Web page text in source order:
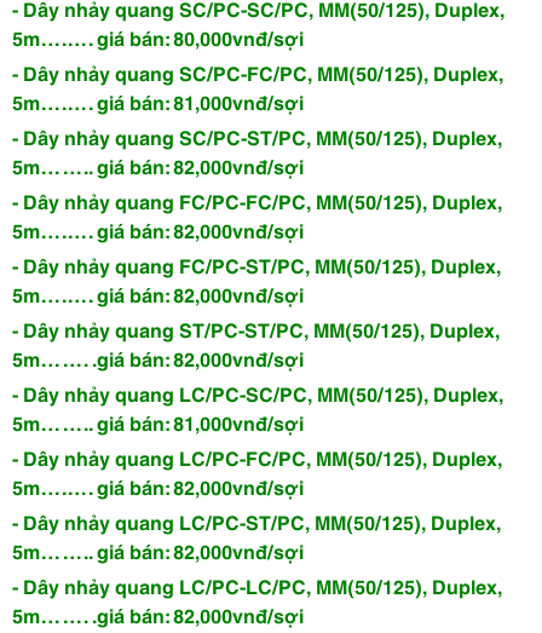
- Dây nhảy quang SC/PC-SC/PC, MM(50/125), Duplex,
5m….…. giá bán: 80,000vnđ/sợi
- Dây nhảy quang SC/PC-FC/PC, MM(50/125), Duplex,
5m….…. giá bán: 81,000vnđ/sợi
- Dây nhảy quang SC/PC-ST/PC, MM(50/125), Duplex,
5m…….. giá bán: 82,000vnđ/sợi
- Dây nhảy quang FC/PC-FC/PC, MM(50/125), Duplex,
5m….…. giá bán: 82,000vnđ/sợi
- Dây nhảy quang FC/PC-ST/PC, MM(50/125), Duplex,
5m….…. giá bán: 82,000vnđ/sợi
- Dây nhảy quang ST/PC-ST/PC, MM(50/125), Duplex,
5m……. .giá bán: 82,000vnđ/sợi
- Dây nhảy quang LC/PC-SC/PC, MM(50/125), Duplex,
5m…….. giá bán: 81,000vnđ/sợi
- Dây nhảy quang LC/PC-FC/PC, MM(50/125), Duplex,
5m….…. giá bán: 82,000vnđ/sợi
- Dây nhảy quang LC/PC-ST/PC, MM(50/125), Duplex,
5m…….. giá bán: 82,000vnđ/sợi
- Dây nhảy quang LC/PC-LC/PC, MM(50/125), Duplex,
5m……. .giá bán: 82,000vnđ/sợi